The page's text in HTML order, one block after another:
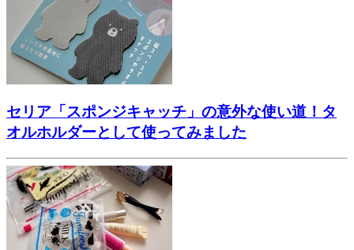
セリア「スポンジキャッチ」の意外な使い道！タ
オルホルダーとして使ってみました